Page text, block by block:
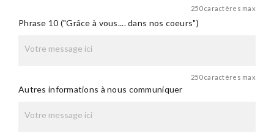
250 caractères max
Phrase 10 ("Grâce à vous.... dans nos coeurs")
250 caractères max
Autres informations à nous communiquer